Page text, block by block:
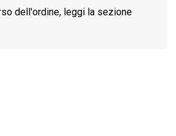
dell'ordine, leggi la sezione